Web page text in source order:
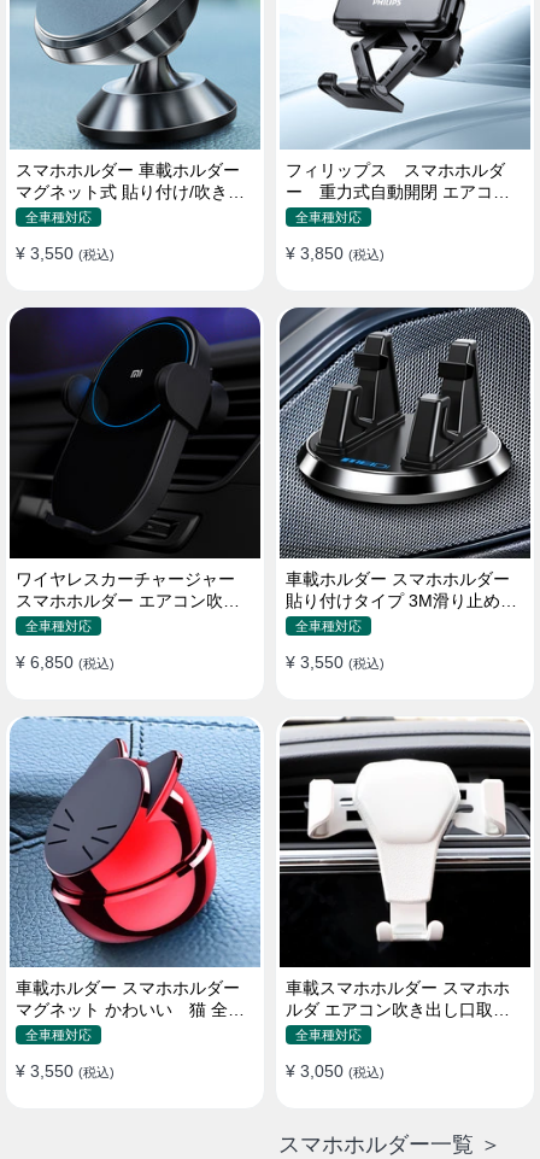
スマホホルダー 車載ホルダー
マグネット式 貼り付け/吹き出
し口 合金 多機種対応
全車種対応
¥ 3,550 (税込)
フィリップス スマホホルダ
ー 重力式自動開閉 エアコン
吹き出し口用 クリップ式 車
全車種対応
¥ 3,850 (税込)
ワイヤレスカーチャージャー
スマホホルダー エアコン吹き
出し口/ 貼り付け
全車種対応
¥ 6,850 (税込)
車載ホルダー スマホホルダー
貼り付けタイプ 3M滑り止めシ
リコンパッド 全機種
全車種対応
¥ 3,550 (税込)
車載ホルダー スマホホルダー
マグネット かわいい 猫 全機
種 片手操作
全車種対応
¥ 3,550 (税込)
車載スマホホルダー スマホホ
ルダ エアコン吹き出し口取り
付け 全機種 可愛い アニメ
全車種対応
¥ 3,050 (税込)
スマホホルダー一覧 ＞